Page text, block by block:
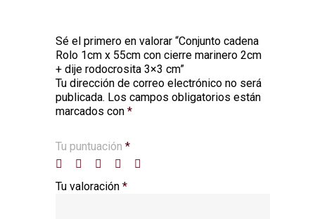
Sé el primero en valorar “Conjunto cadena
Rolo 1cm x 55cm con cierre marinero 2cm
+ dije rodocrosita 3×3 cm”
Tu dirección de correo electrónico no será
publicada. Los campos obligatorios están
marcados con *
Tu puntuación *
Tu valoración *
Alternative: